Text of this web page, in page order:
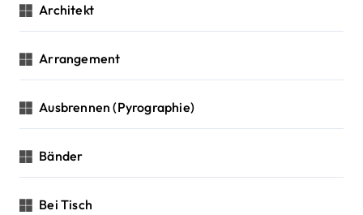
Architekt
Arrangement
Ausbrennen (Pyrographie)
Bänder
Bei Tisch